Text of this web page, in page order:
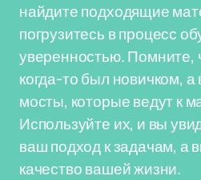
найдите подходящие
погрузитесь в процесс
уверенностью. Помните,
когда-то был новичком,
мосты, которые ведут к
Используйте их, и вы
ваш подход к задачам, а
качество вашей жизни.